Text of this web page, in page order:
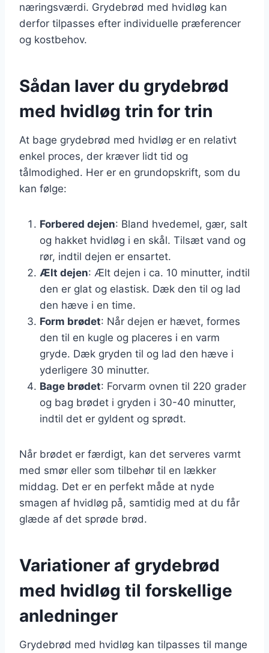
næringsværdi. Grydebrød med hvidløg kan
derfor tilpasses efter individuelle præferencer
og kostbehov.
Sådan laver du grydebrød
med hvidløg trin for trin
At bage grydebrød med hvidløg er en relativt
enkel proces, der kræver lidt tid og
tålmodighed. Her er en grundopskrift, som du
kan følge:
Forbered dejen: Bland hvedemel, gær, salt
og hakket hvidløg i en skål. Tilsæt vand og
rør, indtil dejen er ensartet.
Ælt dejen: Ælt dejen i ca. 10 minutter, indtil
den er glat og elastisk. Dæk den til og lad
den hæve i en time.
Form brødet: Når dejen er hævet, formes
den til en kugle og placeres i en varm
gryde. Dæk gryden til og lad den hæve i
yderligere 30 minutter.
Bage brødet: Forvarm ovnen til 220 grader
og bag brødet i gryden i 30-40 minutter,
indtil det er gyldent og sprødt.
Når brødet er færdigt, kan det serveres varmt
med smør eller som tilbehør til en lækker
middag. Det er en perfekt måde at nyde
smagen af hvidløg på, samtidig med at du får
glæde af det sprøde brød.
Variationer af grydebrød
med hvidløg til forskellige
anledninger
Grydebrød med hvidløg kan tilpasses til mange